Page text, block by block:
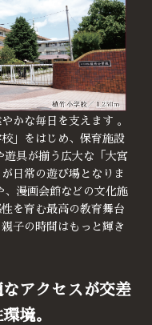
かな毎日を支えます 。
」をはじめ、保育施設
遊具が揃う広大な「大宮
日常の遊び場となりま
、漫画会館などの文化施
を育む最高の教育舞台
子の時間はもっと輝き
アクセスが交差
境。